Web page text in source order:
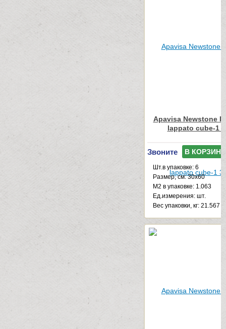
Apavisa Newstone
lappato cube-1
Звоните В КОРЗИНУ
Шт.в упаковке: 6
Размер, см: 30x60
М2 в упаковке: 1.063
Ед.измерения: шт.
Веc упаковки, кг: 21.567